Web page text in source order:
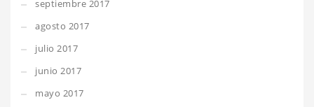
septiembre 2017
agosto 2017
julio 2017
junio 2017
mayo 2017